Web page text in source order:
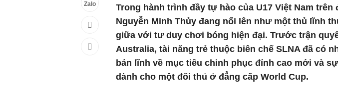
Zalo
Trong hành trình đầy tự hào của U17 Việt Nam trên
Nguyễn Minh Thủy đang nổi lên như một thủ lĩnh
giữa với tư duy chơi bóng hiện đại. Trước trận
Australia, tài năng trẻ thuộc biên chế SLNA đã có
bản lĩnh về mục tiêu chinh phục đỉnh cao mới và
dành cho một đối thủ ở đẳng cấp World Cup.